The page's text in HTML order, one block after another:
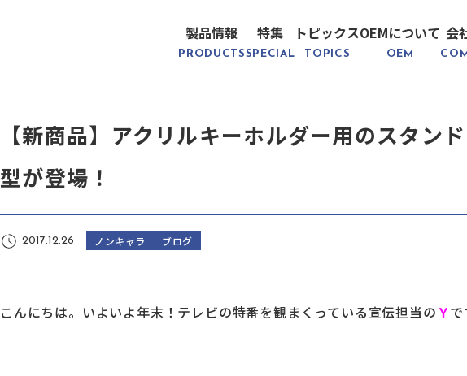
製品情報
PRODUCTS
特集
SPECIAL
トピックス
TOPICS
OEMについて
OEM
会
【新商品】アクリルキーホルダー用のスタン
型が登場！
2017.12.26 ノンキャラ ブログ
こんにちは。いよいよ年末！テレビの特番を観まくっている宣伝担当の Ｙ